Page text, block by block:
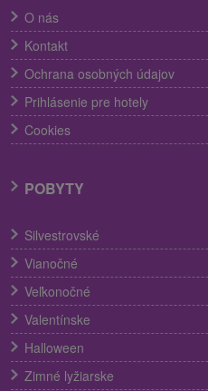
O nás
Kontakt
Ochrana osobných údajov
Prihlásenie pre hotely
Cookies
POBYTY
Silvestrovské
Vianočné
Veľkonočné
Valentínske
Halloween
Zimné lyžiarske